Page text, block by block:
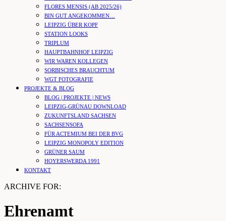
FLORES MENSIS (AB 2025/26)
BIN GUT ANGEKOMMEN…
LEIPZIG ÜBER KOPF
STATION LOOKS
TRIPLUM
HAUPTBAHNHOF LEIPZIG
WIR WAREN KOLLEGEN
SORBISCHES BRAUCHTUM
WGT FOTOGRAFIE
PROJEKTE & BLOG
BLOG | PROJEKTE | NEWS
LEIPZIG-GRÜNAU DOWNLOAD
ZUKUNFTSLAND SACHSEN
SACHSENSOFA
FÜR ACTEMIUM BEI DER BVG
LEIPZIG MONOPOLY EDITION
GRÜNER SAUM
HOYERSWERDA 1991
KONTAKT
ARCHIVE FOR:
Ehrenamt